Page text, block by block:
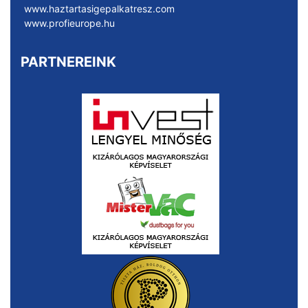
www.haztartasigepalkatresz.com
www.profieurope.hu
PARTNEREINK